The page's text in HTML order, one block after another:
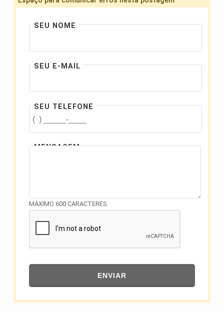
SEU NOME
SEU E-MAIL
SEU TELEFONE
MENSAGEM
MÁXIMO 600 CARACTERES.
ENVIAR